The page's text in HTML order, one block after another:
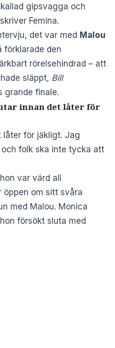
gipsvagga och
Femina.
det var med Malou
förklarade den
rörelsehindrad – att
släppt, Bill
grande finale.
innan det låter för
låter för jäkligt. Jag
folk ska inte tycka att
var värd all
öppen om sitt svåra
med Malou. Monica
försökt sluta med